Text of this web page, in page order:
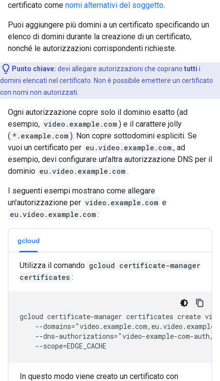
certificato come nomi alternativi del soggetto.
Puoi aggiungere più domini a un certificato specificando un
elenco di domini durante la creazione di un certificato,
nonché le autorizzazioni corrispondenti richieste.
Punto chiave: devi allegare autorizzazioni che coprano tutti i
domini elencati nel certificato. Non è possibile emettere un certificato
con nomi non autorizzati.
Ogni autorizzazione copre solo il dominio esatto (ad
esempio, video.example.com ) e il carattere jolly
( *.example.com ). Non copre sottodomini espliciti. Se
vuoi un certificato per eu.video.example.com , ad
esempio, devi configurare un'altra autorizzazione DNS per il
dominio eu.video.example.com .
I seguenti esempi mostrano come allegare
un'autorizzazione per video.example.com e
eu.video.example.com :
gcloud
Utilizza il comando gcloud certificate-manager
certificates :
gcloud certificate-manager certificates create
--
--dns-authorizations="video-example-com-
In questo modo viene creato un certificato con